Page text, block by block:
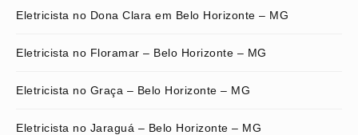
Eletricista no Dona Clara em Belo Horizonte – MG
Eletricista no Floramar – Belo Horizonte – MG
Eletricista no Graça – Belo Horizonte – MG
Eletricista no Jaraguá – Belo Horizonte – MG